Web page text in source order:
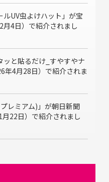
ルUV虫よけハット」が宝
4日）で紹介されまし
ッと貼るだけ_すやすやナ
年4月28日）で紹介されま
レミアム)」が朝日新聞
22日）で紹介されまし